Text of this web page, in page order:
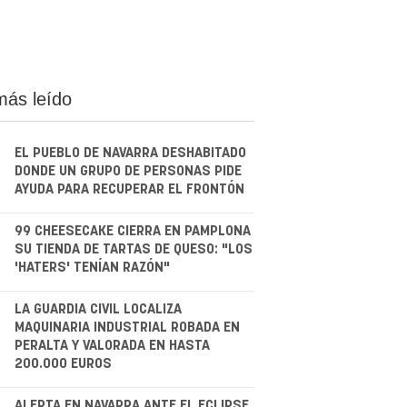
leído
EL PUEBLO DE NAVARRA DESHABITADO
DONDE UN GRUPO DE PERSONAS PIDE
AYUDA PARA RECUPERAR EL FRONTÓN
99 CHEESECAKE CIERRA EN PAMPLONA
SU TIENDA DE TARTAS DE QUESO: "LOS
'HATERS' TENÍAN RAZÓN"
LA GUARDIA CIVIL LOCALIZA
MAQUINARIA INDUSTRIAL ROBADA EN
PERALTA Y VALORADA EN HASTA
200.000 EUROS